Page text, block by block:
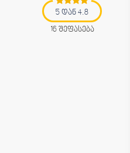
5 დან 4.8
16 შეფასება